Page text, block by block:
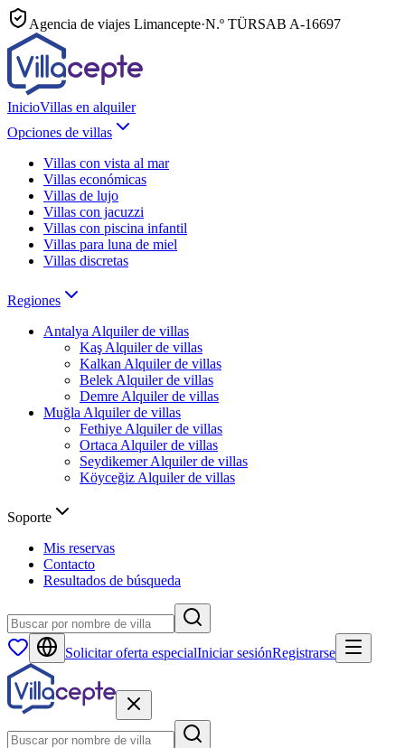
Agencia de viajes Limancepte·N.º TÜRSAB A-16697
InicioVillas en alquiler
Opciones de villas
Villas con vista al mar
Villas económicas
Villas de lujo
Villas con jacuzzi
Villas con piscina infantil
Villas para luna de miel
Villas discretas
Regiones
Antalya Alquiler de villas
Kaş Alquiler de villas
Kalkan Alquiler de villas
Belek Alquiler de villas
Demre Alquiler de villas
Muğla Alquiler de villas
Fethiye Alquiler de villas
Ortaca Alquiler de villas
Seydikemer Alquiler de villas
Köyceğiz Alquiler de villas
Soporte
Mis reservas
Contacto
Resultados de búsqueda
Solicitar oferta especialIniciar sesiónRegistrarse